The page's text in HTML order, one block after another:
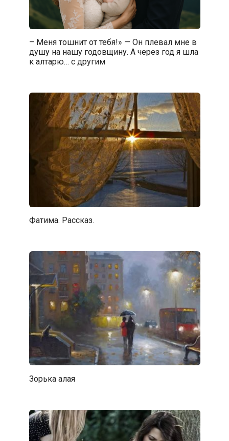
– Меня тошнит от тебя!» — Он плевал мне в
душу на нашу годовщину. А через год я шла
к алтарю… с другим
Фатима. Рассказ.
Зорька алая